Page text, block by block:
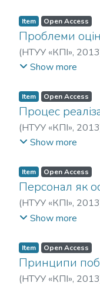
Item Open Access
Проблеми
(НТУУ «КПІ», 2013
Тульчинская,
Show more
Item Open Access
Процес
(НТУУ «КПІ», 2013
Янушкевич, С. В.
Show more
Item Open Access
Персонал як
(НТУУ «КПІ», 2013
Л. Show more
Item Open Access
Принципи
(НТУУ «КПІ», 2013